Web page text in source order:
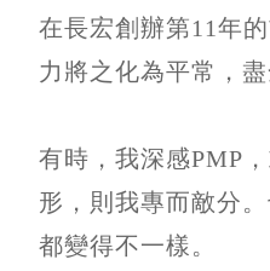
在長宏創辦第11年
力將之化為平常，
有時，我深感PMP
形，則我專而敵分
都變得不一樣。